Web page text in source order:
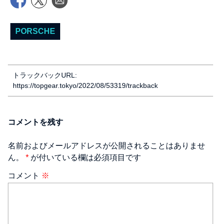
PORSCHE
トラックバックURL:
https://topgear.tokyo/2022/08/53319/trackback
コメントを残す
名前およびメールアドレスが公開されることはありませ
ん。 * が付いている欄は必須項目です
コメント ※